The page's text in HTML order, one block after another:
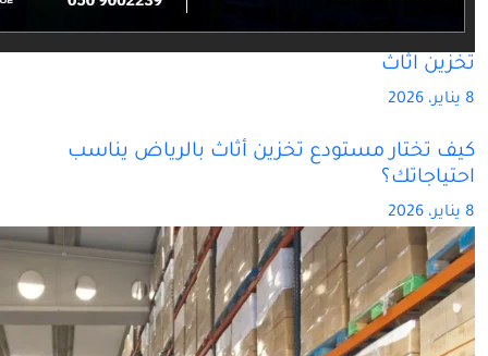
تخزين اثاث
8 يناير، 2026
كيف تختار مستودع تخزين أثاث بالرياض يناسب
احتياجاتك؟
8 يناير، 2026